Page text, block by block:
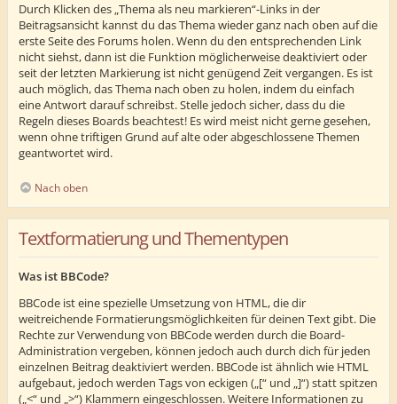
Durch Klicken des „Thema als neu markieren“-Links in der
Beitragsansicht kannst du das Thema wieder ganz nach oben auf die
erste Seite des Forums holen. Wenn du den entsprechenden Link
nicht siehst, dann ist die Funktion möglicherweise deaktiviert oder
seit der letzten Markierung ist nicht genügend Zeit vergangen. Es ist
auch möglich, das Thema nach oben zu holen, indem du einfach
eine Antwort darauf schreibst. Stelle jedoch sicher, dass du die
Regeln dieses Boards beachtest! Es wird meist nicht gerne gesehen,
wenn ohne triftigen Grund auf alte oder abgeschlossene Themen
geantwortet wird.
Nach oben
Textformatierung und Thementypen
Was ist BBCode?
BBCode ist eine spezielle Umsetzung von HTML, die dir
weitreichende Formatierungsmöglichkeiten für deinen Text gibt. Die
Rechte zur Verwendung von BBCode werden durch die Board-
Administration vergeben, können jedoch auch durch dich für jeden
einzelnen Beitrag deaktiviert werden. BBCode ist ähnlich wie HTML
aufgebaut, jedoch werden Tags von eckigen („[“ und „]“) statt spitzen
(„<“ und „>“) Klammern eingeschlossen. Weitere Informationen zu